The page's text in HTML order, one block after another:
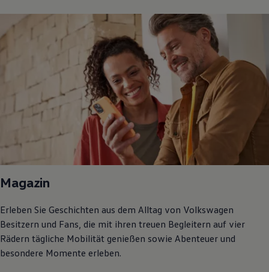
Magazin
Erleben Sie Geschichten aus dem Alltag von Volkswagen
Besitzern und Fans, die mit ihren treuen Begleitern auf vier
Rädern tägliche Mobilität genießen sowie Abenteuer und
besondere Momente erleben.